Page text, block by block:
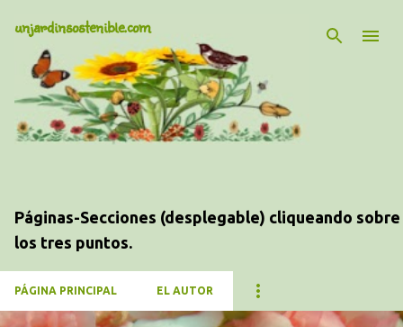
Ir al contenido principal
unjardinsostenible.com
Jardinería
Páginas-Secciones (desplegable) cliqueando sobre
los tres puntos.
PÁGINA PRINCIPAL EL AUTOR